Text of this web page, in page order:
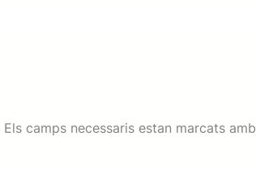
Els camps necessaris estan marcats amb